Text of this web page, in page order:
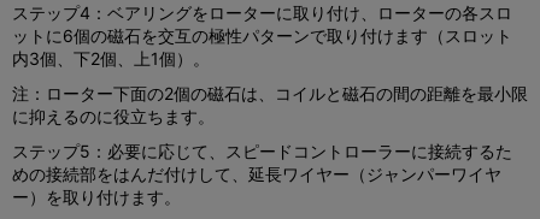
ステップ4：ベアリングをローターに取り付け、ローターの各スロ
ットに6個の磁石を交互の極性パターンで取り付けます（スロット
内3個、下2個、上1個）。
注：ローター下面の2個の磁石は、コイルと磁石の間の距離を最小限
に抑えるのに役立ちます。
ステップ5：必要に応じて、スピードコントローラーに接続するた
めの接続部をはんだ付けして、延長ワイヤー（ジャンパーワイヤ
ー）を取り付けます。